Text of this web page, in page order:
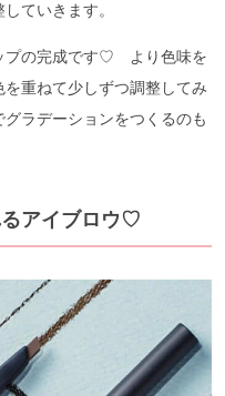
ていきます。
プの完成です♡ より色味を
重ねて少しずつ調整してみ
ラデーションをつくるのも
アイブロウ♡